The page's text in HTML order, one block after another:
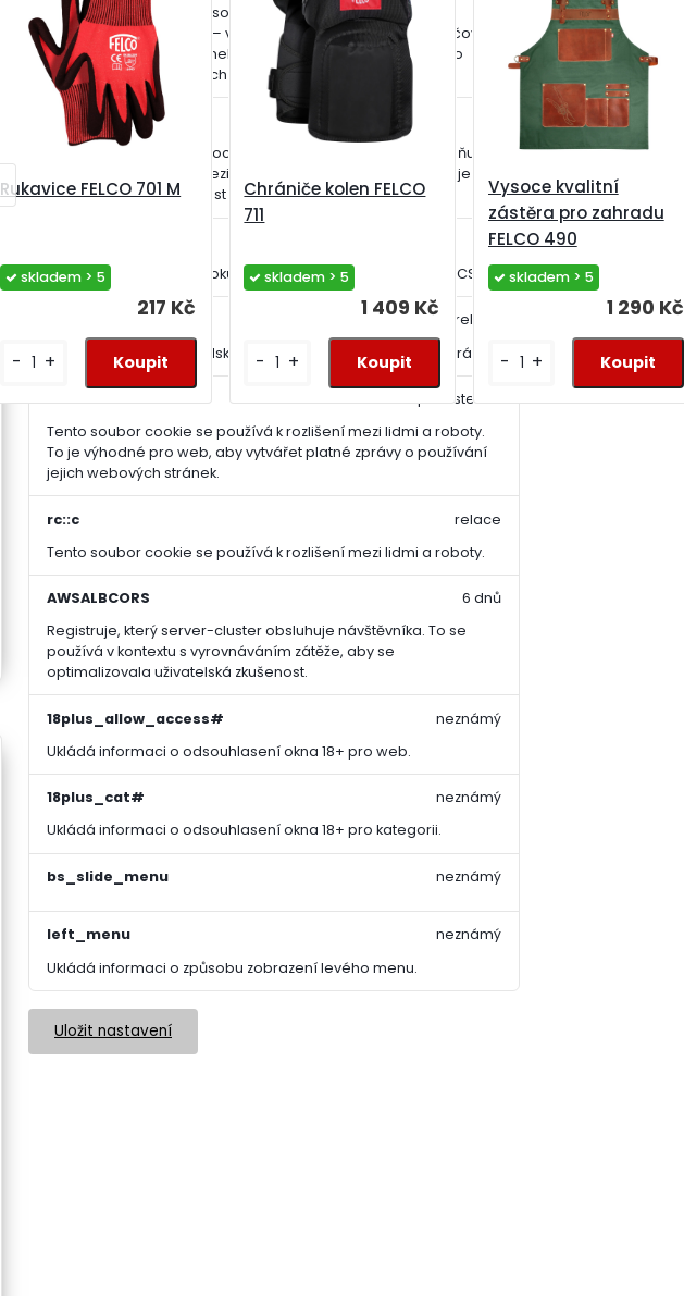
Tento soubor cookie je součástí služeb poskytovaných
společností Cloudflare – včetně vyrovnávání zátěže, doručování
obsahu webových stránek a poskytování připojení DNS pro
provozovatele webových stránek.
_auth
Zajišťuje bezpečnost procházení návštěvníků tím, že zabraňuje
padělání požadavků mezi stránkami. Tento soubor cookie je
nezbytný pro bezpečnost webu a návštěvníka.
Pomáhá předcházet útokům Cross-Site Request Forgery (CSRF).
1 rok
Zachovává stav uživatelské relace napříč požadavky na stránky.
relace
rc::a
Tento soubor cookie se používá k rozlišení mezi lidmi a roboty.
To je výhodné pro web, aby vytvářet platné zprávy o používání
jejich webových stránek.
persistentní
rc::c
Tento soubor cookie se používá k rozlišení mezi lidmi a roboty.
relace
AWSALBCORS
Registruje, který server-cluster obsluhuje návštěvníka. To se
používá v kontextu s vyrovnáváním zátěže, aby se
optimalizovala uživatelská zkušenost.
6 dnů
18plus_allow_access#
Ukládá informaci o odsouhlasení okna 18+ pro web.
neznámý
18plus_cat#
Ukládá informaci o odsouhlasení okna 18+ pro kategorii.
neznámý
bs_slide_menu neznámý
left_menu
Ukládá informaci o způsobu zobrazení levého menu.
neznámý
Uložit nastavení
Rukavice FELCO 701 M
217 Kč
skladem > 5
- +
Chrániče kolen FELCO
711
1 409 Kč
skladem > 5
- +
Vysoce kvalitní
zástěra pro zahradu
FELCO 490
1 290 Kč
skladem > 5
- +